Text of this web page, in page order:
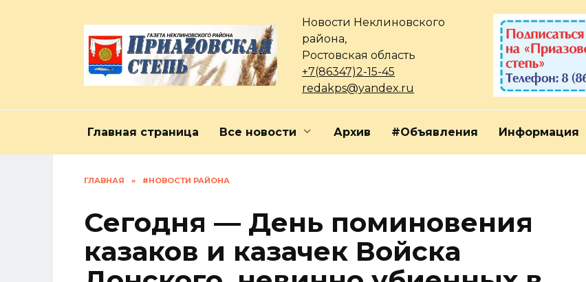
Новости Неклиновского
района,
Ростовская область
+7(86347)2-15-45
redakps@yandex.ru
Главная страница Все новости Архив #Объявления Информация
ГЛАВНАЯ » #НОВОСТИ РАЙОНА
Сегодня — День поминовения
казаков и казачек Войска